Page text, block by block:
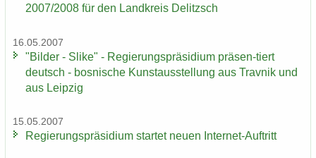
2007/2008 für den Land­kreis De­litzsch
16.05.2007
"Bil­der - Slike" - Re­gie­rungs­prä­si­di­um präsen-​tiert
deutsch - bos­ni­sche Kunst­aus­stel­lung aus Trav­nik und
aus Leip­zig
15.05.2007
Re­gie­rungs­prä­si­di­um star­tet neuen Internet-​Auftritt